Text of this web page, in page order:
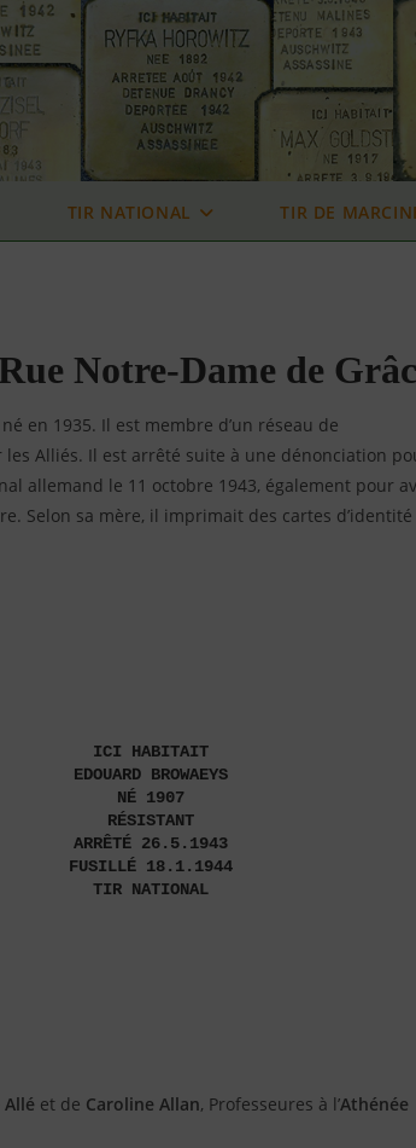
TIR NATIONAL TIR DE
Notre-Dame de
en 1935. Il est membre d’un réseau de
Alliés. Il est arrêté suite à une dénonciation
allemand le 11 octobre 1943, également pour
Selon sa mère, il imprimait des cartes d’identité
ICI HABITAIT
EDOUARD BROWAEYS
NÉ 1907
RÉSISTANT
ARRÊTÉ 26.5.1943
FUSILLÉ 18.1.1944
TIR NATIONAL
Allé et de Caroline Allan, Professeures à l’Athénée